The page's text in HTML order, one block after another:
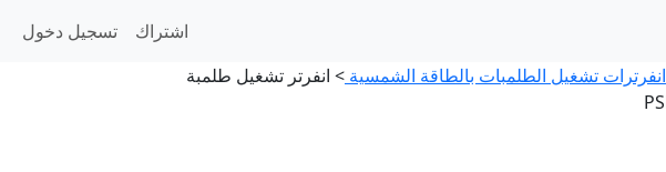
اشتراك
تسجيل دخول
انفرترات تشغيل الطلمبات بالطاقة الشمسية > انفرتر تشغيل طلمبة